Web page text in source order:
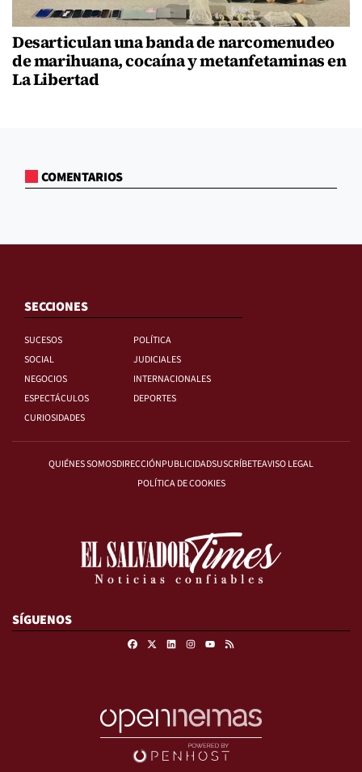
Desarticulan una banda de narcomenudeo
de marihuana, cocaína y metanfetaminas en
La Libertad
COMENTARIOS
SECCIONES
SUCESOS
POLÍTICA
SOCIAL
JUDICIALES
NEGOCIOS
INTERNACIONALES
ESPECTÁCULOS
DEPORTES
CURIOSIDADES
QUIÉNES SOMOSDIRECCIÓNPUBLICIDADSUSCRÍBETEAVISO LEGAL
POLÍTICA DE COOKIES
SÍGUENOS
FacebookLinkedinInstagram